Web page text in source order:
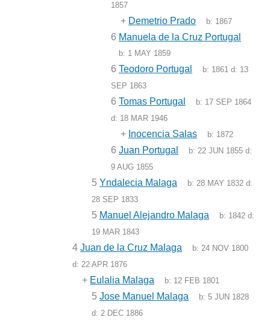
1857
+ Demetrio Prado b: 1867
6 Manuela de la Cruz Portugal
b: 1 MAY 1859
6 Teodoro Portugal b: 1861 d: 13
SEP 1863
6 Tomas Portugal b: 17 SEP 1864
d: 18 MAR 1946
+ Inocencia Salas b: 1872
6 Juan Portugal b:22 JUN 1855 d:
9 AUG 1855
5 Yndalecia Malaga b:28 MAY 1832 d:
28 SEP 1833
5 Manuel Alejandro Malaga b: 1842 d:
19 MAR 1843
4 Juan de la Cruz Malaga b:24 NOV 1800
d: 22 APR 1876
+ Eulalia Malaga b: 12 FEB 1801
5 Jose Manuel Malaga b:5 JUN 1828
d: 2 DEC 1886